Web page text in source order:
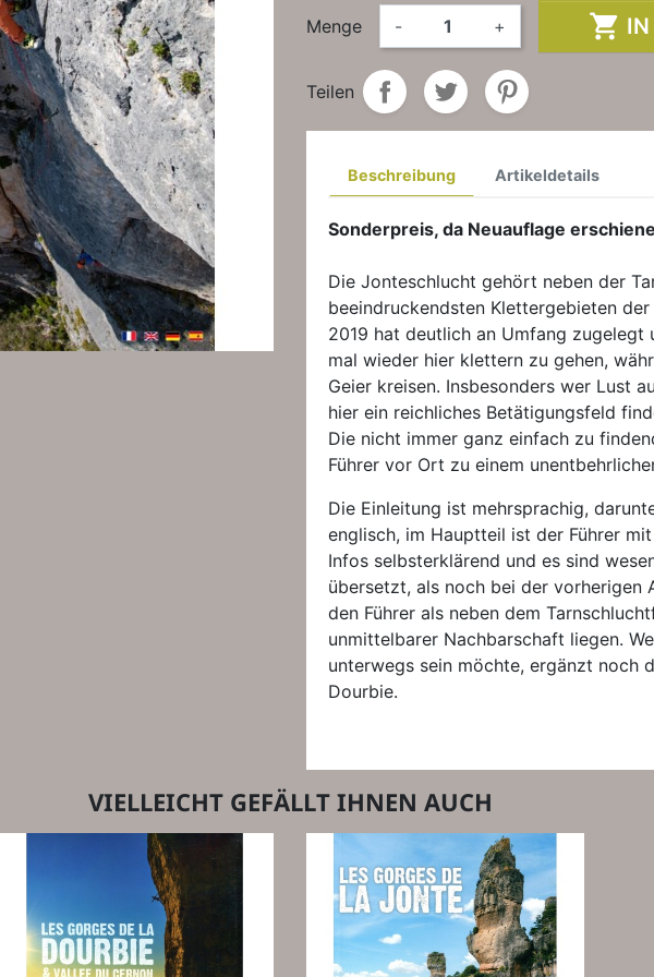
Menge - +  IN
Teilen
Beschreibung Artikeldetails
Sonderpreis, da Neuauflage
Die Jonteschlucht gehört neben der
beeindruckendsten Klettergebieten
2019 hat deutlich an Umfang zugelegt
mal wieder hier klettern zu gehen,
Geier kreisen. Insbesonders wer Lust
hier ein reichliches Betätigungsfeld
Die nicht immer ganz einfach zu
Führer vor Ort zu einem
Die Einleitung ist mehrsprachig,
englisch, im Hauptteil ist der Führer
Infos selbsterklärend und es sind
übersetzt, als noch bei der vorherigen
den Führer als neben dem
unmittelbarer Nachbarschaft liegen.
unterwegs sein möchte, ergänzt noch
Dourbie.
VIELLEICHT GEFÄLLT IHNEN AUCH